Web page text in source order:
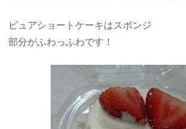
ピュアショートケーキはスポンジ
部分がふわっふわです！